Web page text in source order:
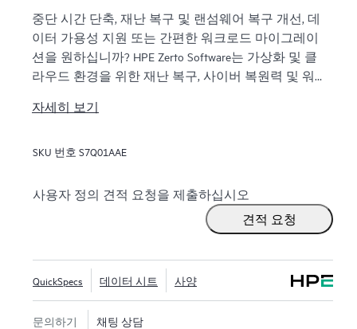
중단 시간 단축, 재난 복구 및 랜섬웨어 복구 개선, 데
이터 가용성 지원 또는 간편한 워크로드 마이그레이
션을 원하십니까? HPE Zerto Software는 가상화 및 클
라우드 환경을 위한 재난 복구, 사이버 복원력 및 워
Zerto Software는 지속적인 데이터 보호 및 복제를 제
이터 손실을 몇 초로 줄여 신속하게 복구할 수 있습니
HPE Zerto는 VMware®, Hyper-V® 및 AWS®, Microsoft
Azure®와 같은 퍼블릭 클라우드를 포함한 광범위한
IT 환경을 지원하도록 구축되었습니다. 이 플랫폼은
장 가능한 솔루션을 제공하여 조직이 다양한 인프라
에서 애플리케이션과 데이터를 원활하게 보호하고
복구할 수 있도록 합니다.
자세히 보기
SKU 번호 S7Q01AAE
사용자 정의 견적 요청을 제출하십시오
견적 요청
QuickSpecs 데이터 시트 사양
문의하기 채팅 상담